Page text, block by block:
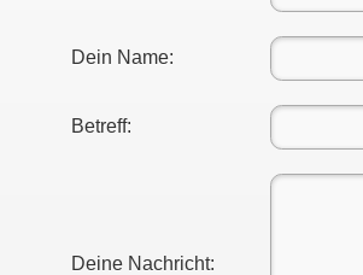
Dein Name:
Betreff:
Deine Nachricht: